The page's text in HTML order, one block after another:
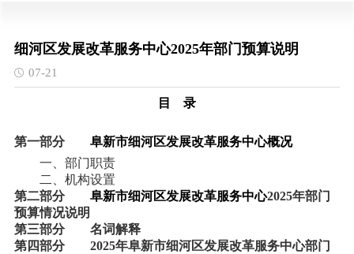
细河区发展改革服务中心2025年部门预算说明
07-21
目 录
第一部分 阜新市细河区发展改革服务中心概况
一、部门职责
二、机构设置
第二部分 阜新市细河区发展改革服务中心2025年部门
预算情况说明
第三部分 名词解释
第四部分 2025年阜新市细河区发展改革服务中心部门